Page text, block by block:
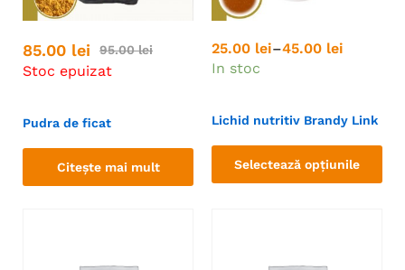
85.00 lei 95.00lei
Stoc epuizat
Pudra de ficat
Citește mai mult
25.00 lei–45.00 lei
In stoc
Lichid nutritiv Brandy Link
Selectează opțiunile